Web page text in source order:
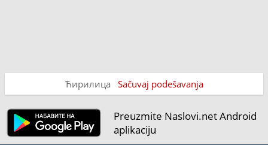
Ћирилица Sačuvaj podešavanja
Preuzmite Naslovi.net Android
aplikaciju